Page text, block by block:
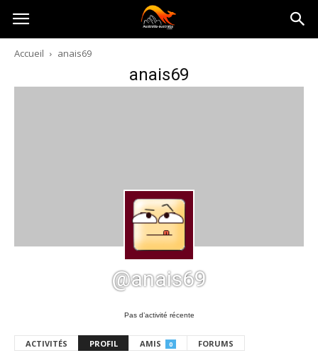
Australia-
australie.com
Accueil anais69
anais69
@anais69
Pas d’activité récente
ACTIVITÉS PROFIL AMIS 0 FORUMS